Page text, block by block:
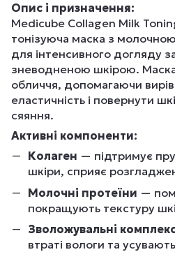
Опис і призначення:
Medicube Collagen Milk
тонізуюча маска з
для інтенсивного догляду
зневодненою шкірою.
обличчя, допомагаючи
еластичність і повернути
сяяння.
Активні компоненти:
Колаген — підтримує
шкіри, сприяє
Молочні протеїни —
покращують текстуру
Зволожувальні
втраті вологи та